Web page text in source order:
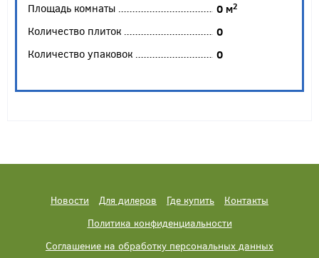
Площадь комнаты 0 м2
Количество плиток
0
Количество упаковок
0
Новости Для дилеров Где купить
Контакты
Политика конфиденциальности
Соглашение на обработку персональных данных